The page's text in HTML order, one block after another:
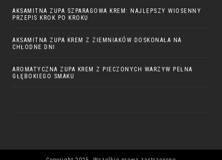
AKSAMITNA ZUPA SZPARAGOWA KREM: NAJLEPSZY WIOSENNY
PRZEPIS KROK PO KROKU
AKSAMITNA ZUPA KREM Z ZIEMNIAKÓW DOSKONAŁA NA
CHŁODNE DNI
AROMATYCZNA ZUPA KREM Z PIECZONYCH WARZYW PEŁNA
GŁĘBOKIEGO SMAKU